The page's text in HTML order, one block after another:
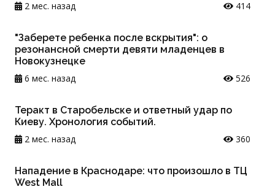
2 мес. назад
414
"Заберете ребенка после вскрытия": о
резонансной смерти девяти младенцев в
Новокузнецке
6 мес. назад
526
Теракт в Старобельске и ответный удар по
Киеву. Хронология событий.
2 мес. назад
360
Нападение в Краснодаре: что произошло в ТЦ
West Mall